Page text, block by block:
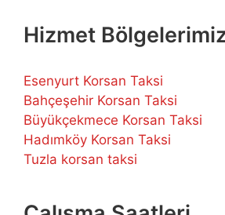
Hizmet
Esenyurt Korsan Taksi
Bahçeşehir Korsan Taksi
Büyükçekmece Korsan Taksi
Hadımköy Korsan Taksi
Tuzla korsan taksi